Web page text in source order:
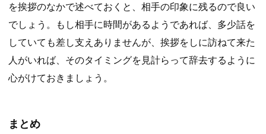
を挨拶のなかで述べておくと、相手の印象に残るので良い
でしょう。もし相手に時間があるようであれば、多少話を
していても差し支えありませんが、挨拶をしに訪ねて来た
人がいれば、そのタイミングを見計らって辞去するように
心がけておきましょう。
まとめ